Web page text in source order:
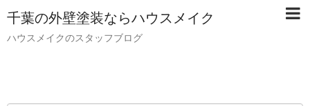
千葉の外壁塗装ならハウスメイク
ハウスメイクのスタッフブログ